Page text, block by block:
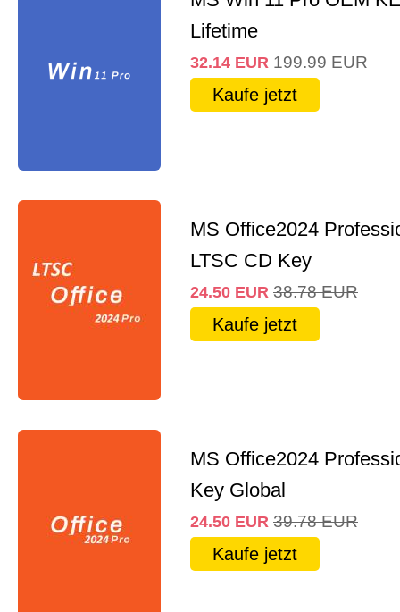
Lifetime
32.14 EUR 199.99 EUR
Kaufe jetzt
MS Office2024
LTSC CD Key
24.50 EUR 38.78 EUR
Kaufe jetzt
MS Office2024
Key Global
24.50 EUR 39.78 EUR
Kaufe jetzt